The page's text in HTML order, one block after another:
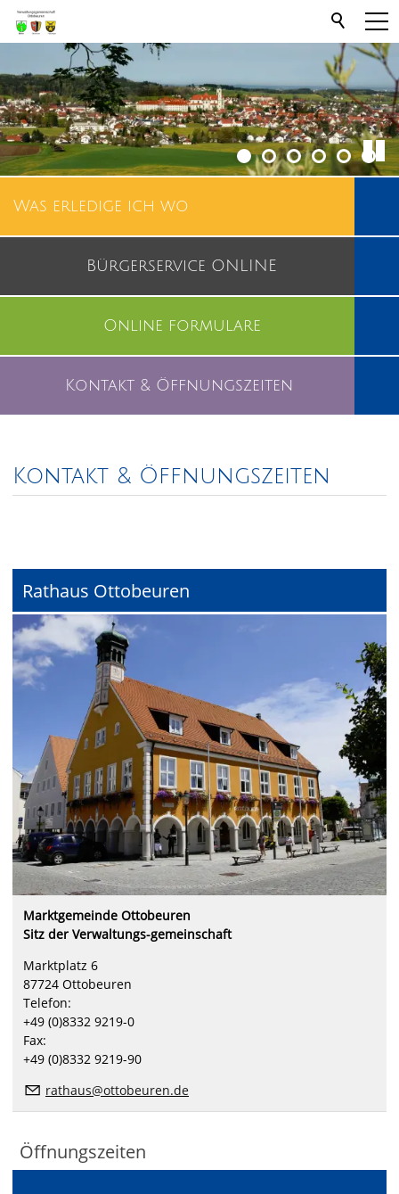
Was erledige ich wo
Bürgerservice ONLINE
Online formulare
Kontakt & Öffnungszeiten
Kontakt & Öffnungszeiten
Rathaus Ottobeuren
Marktgemeinde Ottobeuren
Sitz der Verwaltungs-gemeinschaft
Marktplatz 6
87724 Ottobeuren
Telefon:
+49 (0)8332 9219-0
Fax:
+49 (0)8332 9219-90
rathaus@ottobeuren.de
Öffnungszeiten